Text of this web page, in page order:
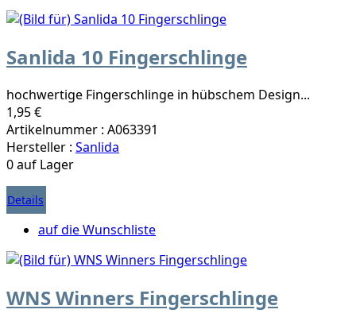
Sanlida 10 Fingerschlinge
hochwertige Fingerschlinge in hübschem Design...
1,95 €
Artikelnummer : A063391
Hersteller : Sanlida
0 auf Lager
Details
auf die Wunschliste
WNS Winners Fingerschlinge